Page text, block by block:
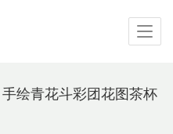
绘青花斗彩团花图茶杯